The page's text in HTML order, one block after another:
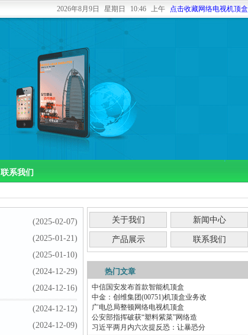
2026年8月9日 星期日 10:46 上午 点击收藏网络电视机顶盒
联系我们
(2025-02-07)
(2025-01-21)
(2025-01-10)
(2024-12-29)
(2024-12-16)
(2024-12-12)
(2024-12-09)
关于我们 新闻中心
产品展示 联系我们
热门文章
中信国安发布首款智能机顶盒
中金：创维集团(00751)机顶盒业务改
广电总局整顿网络电视机顶盒
公安部指挥破获“塑料紫菜”网络造
习近平两月内六次提反恐：让暴恐分